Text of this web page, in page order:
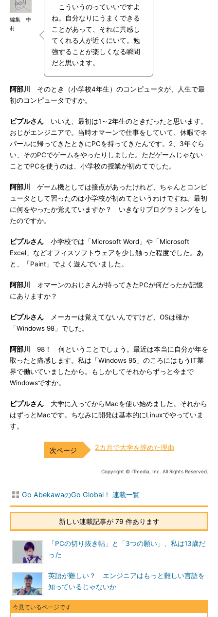
編集 中
村
こういうのっていいですよ
ね。自分なりにうまくできる
ことがあって、それに共感し
てくれる人が近くにいて。勉
強することが楽しくなる瞬間
だと思います。
阿部川
そのとき（小学校4年生）のコンピュータが、人生で最
初のコンピュータですか。
ビプルさん いいえ、最初は1～2年生のときだったと思います。
おじがエンジニアで。当時オマーンで仕事をしていて、休暇でネ
パールに帰ってきたときにPCを持ってきたんです。2、3年ぐら
い、そのPCでゲームをやったりしました。ただゲームじゃない
ことでPCを使うのは、小学校の授業が初めてでした。
阿部川
ゲーム機としては接点があったけれど、ちゃんとコンピ
ュータとして習ったのは小学校が初めてというわけですね。最初
に何をやったか覚えていますか？ いきなりプログラミングをし
たのですか。
ビプルさん 小学校では「Microsoft Word」や「Microsoft
Excel」などオフィスソフトウェアを少し触った程度でした。あ
と、「Paint」でよく遊んでいました。
阿部川
オマーンのおじさんが持ってきたPCが何だったか記憶
にありますか？
ビプルさん メーカーは覚えてないんですけど、OSは確か
「Windows 98」でした。
阿部川
98！ 何ということでしょう。最近は本当に自分が年を
取ったと痛感します。私は「Windows 95」のころにはもうIT業
界で働いていましたから。もしかしてそれからずっと今まで
Windowsですか。
ビプルさん 大学に入ってからMacを使い始めました。それから
はずっとMacです。ちなみに開発は基本的にLinuxでやっていま
す。
2カ月で大学を辞めた理由
Copyright © ITmedia, Inc. All Rights Reserved.
Go AbekawaのGo Global！ 連載一覧
新しい連載記事が 79 件あります
「PCの切り抜き帖」と「3つの願い」、私は13歳だ
った
英語が難しい？ エンジニアはもっと難しい言語を
知っているじゃないか